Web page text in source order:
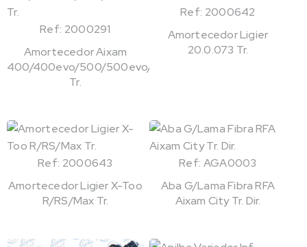
Ref: 2000291
Amortecedor Aixam
400/400evo/500/500evo/721
Tr.
Ref: 2000642
Amortecedor Ligier
20.0.073 Tr.
Ref: 2000643
Amortecedor Ligier X-Too
R/RS/Max Tr.
Ref: AGA0003
Aba G/Lama Fibra RFA
Aixam City Tr. Dir.